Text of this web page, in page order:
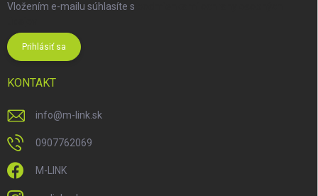
Vložením e-mailu súhlasíte s
Prihlásiť sa
KONTAKT
info@m-link.sk
0907762069
M-LINK